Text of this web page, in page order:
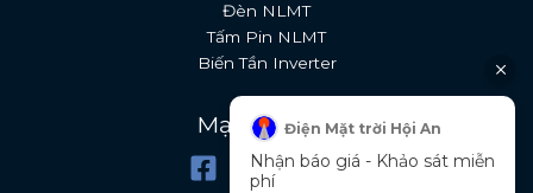
Đèn NLMT
Tấm Pin NLMT
Biến Tần Inverter
Mạng xã hộiĐiện Mặt trời Hội An
Nhận báo giá - Khảo sát miễn
phí